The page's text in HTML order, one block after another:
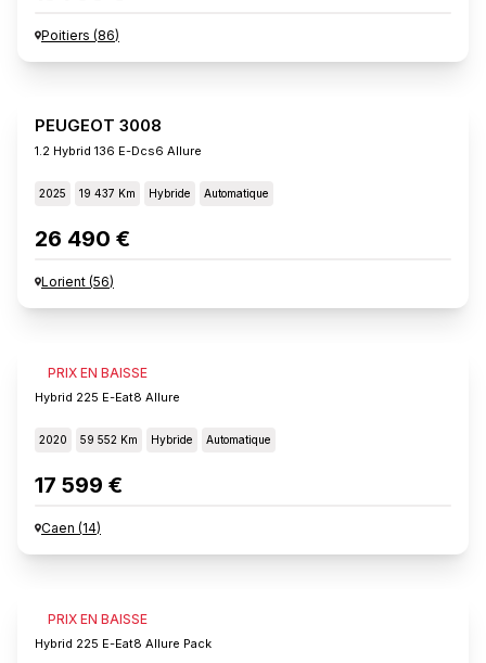
Poitiers (86)
PEUGEOT 3008
1.2 Hybrid 136 E-Dcs6 Allure
2025 19 437 Km Hybride Automatique
26 490 €
Lorient (56)
PRIX EN BAISSE
PEUGEOT 3008
Hybrid 225 E-Eat8 Allure
2020 59 552 Km Hybride Automatique
17 599 €
Caen (14)
PRIX EN BAISSE
PEUGEOT 3008
Hybrid 225 E-Eat8 Allure Pack